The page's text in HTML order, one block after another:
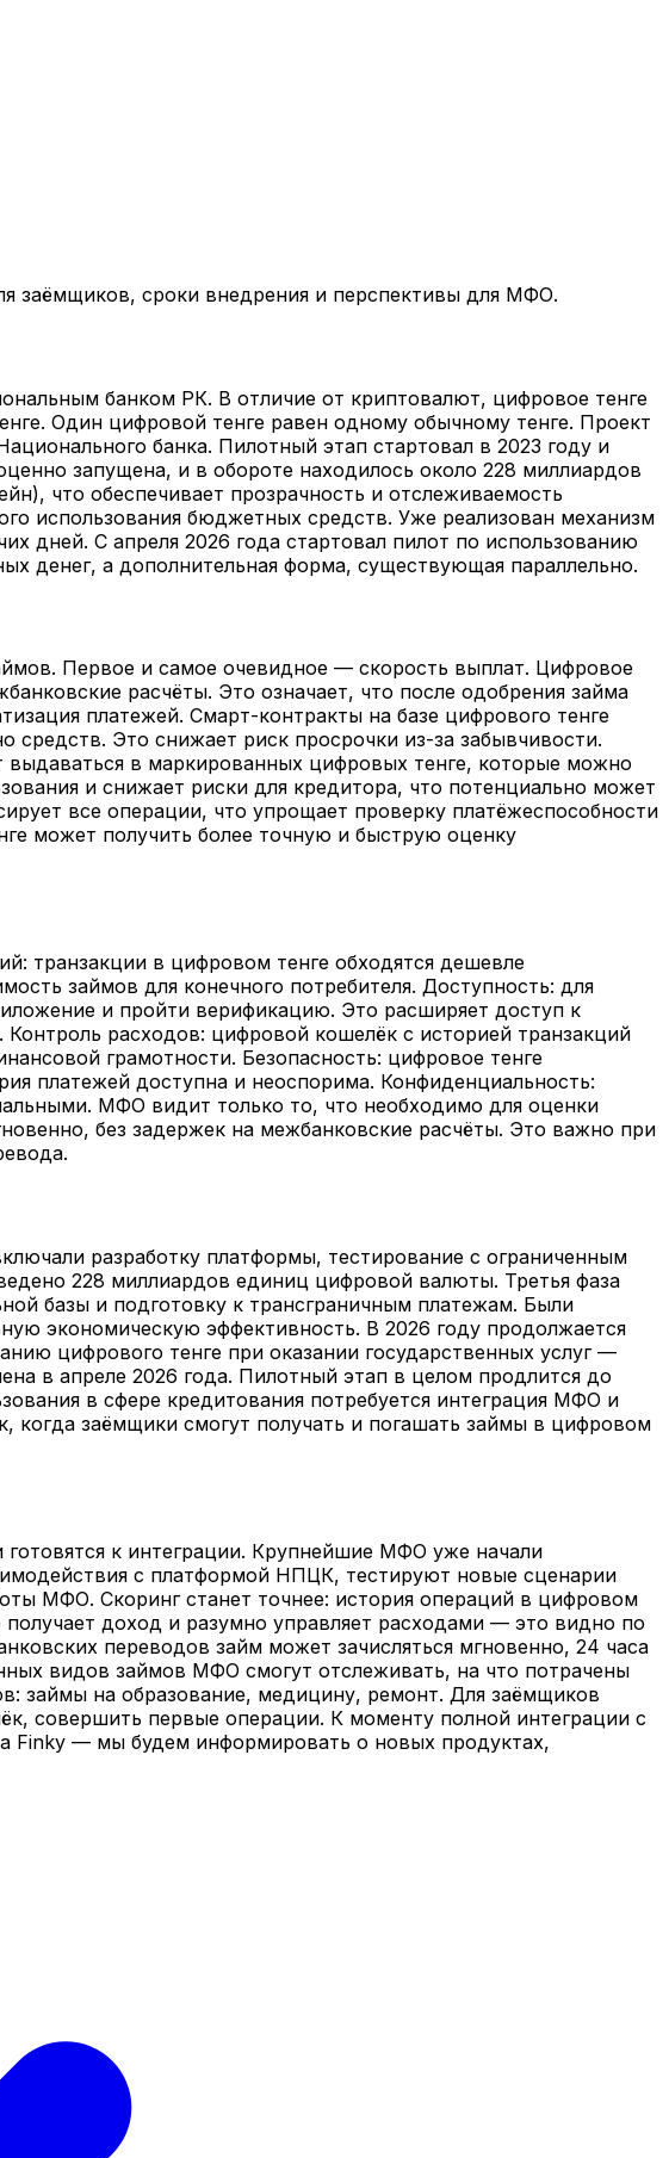
заёмщиков, сроки внедрения и перспективы для МФО.
банком РК. В отличие от криптовалют, цифровое тенге
Один цифровой тенге равен одному обычному тенге. Проект
банка. Пилотный этап стартовал в 2023 году и
запущена, и в обороте находилось около 228 миллиардов
что обеспечивает прозрачность и отслеживаемость
использования бюджетных средств. Уже реализован механизм
дней. С апреля 2026 года стартовал пилот по использованию
денег, а дополнительная форма, существующая параллельно.
Первое и самое очевидное — скорость выплат. Цифровое
расчёты. Это означает, что после одобрения займа
платежей. Смарт-контракты на базе цифрового тенге
средств. Это снижает риск просрочки из-за забывчивости.
в маркированных цифровых тенге, которые можно
и снижает риски для кредитора, что потенциально может
все операции, что упрощает проверку платёжеспособности
может получить более точную и быструю оценку
транзакции в цифровом тенге обходятся дешевле
займов для конечного потребителя. Доступность: для
и пройти верификацию. Это расширяет доступ к
расходов: цифровой кошелёк с историей транзакций
грамотности. Безопасность: цифровое тенге
платежей доступна и неоспорима. Конфиденциальность:
МФО видит только то, что необходимо для оценки
без задержек на межбанковские расчёты. Это важно при
разработку платформы, тестирование с ограниченным
228 миллиардов единиц цифровой валюты. Третья фаза
базы и подготовку к трансграничным платежам. Были
экономическую эффективность. В 2026 году продолжается
цифрового тенге при оказании государственных услуг —
в апреле 2026 года. Пилотный этап в целом продлится до
в сфере кредитования потребуется интеграция МФО и
когда заёмщики смогут получать и погашать займы в цифровом
к интеграции. Крупнейшие МФО уже начали
с платформой НПЦК, тестируют новые сценарии
МФО. Скоринг станет точнее: история операций в цифровом
доход и разумно управляет расходами — это видно по
переводов займ может зачисляться мгновенно, 24 часа
видов займов МФО смогут отслеживать, на что потрачены
займы на образование, медицину, ремонт. Для заёмщиков
совершить первые операции. К моменту полной интеграции с
Finky — мы будем информировать о новых продуктах,